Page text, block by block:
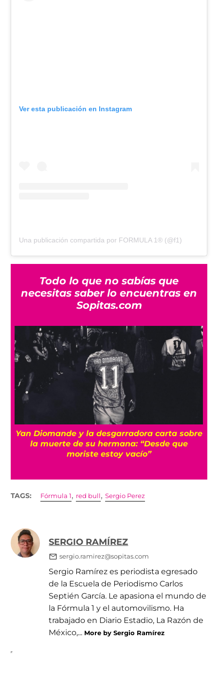
Ver esta publicación en Instagram
Una publicación compartida por FORMULA 1® (@f1)
Todo lo que no sabías que
necesitas saber lo encuentras en
Sopitas.com
Yan Diomande y la desgarradora carta sobre
la muerte de su hermana: “Desde que
moriste estoy vacío”
TAGS: Fórmula 1, red bull ,Sergio Perez
SERGIO RAMÍREZ
sergio.ramirez@sopitas.com
Sergio Ramírez es periodista egresado
de la Escuela de Periodismo Carlos
Septién García. Le apasiona el mundo de
la Fórmula 1 y el automovilismo. Ha
trabajado en Diario Estadio, La Razón de
México,... More by Sergio Ramírez